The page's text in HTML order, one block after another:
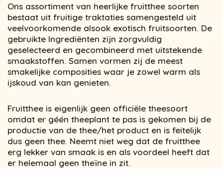
Ons assortiment van heerlijke fruitthee soorten
bestaat uit fruitige traktaties samengesteld uit
veelvoorkomende alsook exotisch fruitsoorten. De
gebruikte Ingrediënten zijn zorgvuldig
geselecteerd en gecombineerd met uitstekende
smaakstoffen. Samen vormen zij de meest
smakelijke composities waar je zowel warm als
ijskoud van kan genieten.
Fruitthee is eigenlijk geen officiële theesoort
omdat er géén theeplant te pas is gekomen bij de
productie van de thee/het product en is feitelijk
dus geen thee. Neemt niet weg dat de fruitthee
erg lekker van smaak is en als voordeel heeft dat
er helemaal geen theïne in zit.